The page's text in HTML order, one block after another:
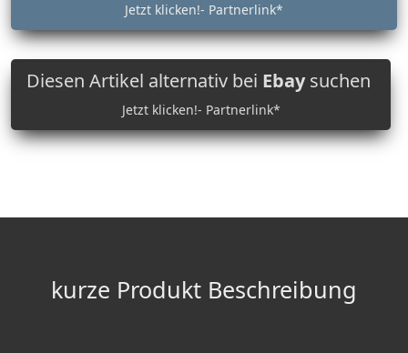
Jetzt klicken!- Partnerlink*
Diesen Artikel alternativ bei Ebaysuchen
Jetzt klicken!- Partnerlink*
kurze Produkt Beschreibung